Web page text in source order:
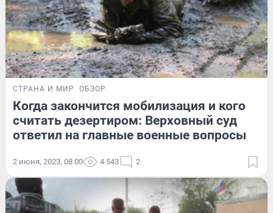
СТРАНА И МИР ОБЗОР
Когда закончится мобилизация и кого
считать дезертиром: Верховный суд
ответил на главные военные вопросы
2 июня, 2023, 08:00 4 543 2